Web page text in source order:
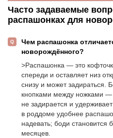
Часто задаваемые
распашонках для
Чем распашонка
новорождённого?
>Распашонка — это
спереди и оставляет низ
снизу и может задираться.
кнопками между ножками —
не задирается и
в роддоме удобнее
надевать; боди становится
месяцев.